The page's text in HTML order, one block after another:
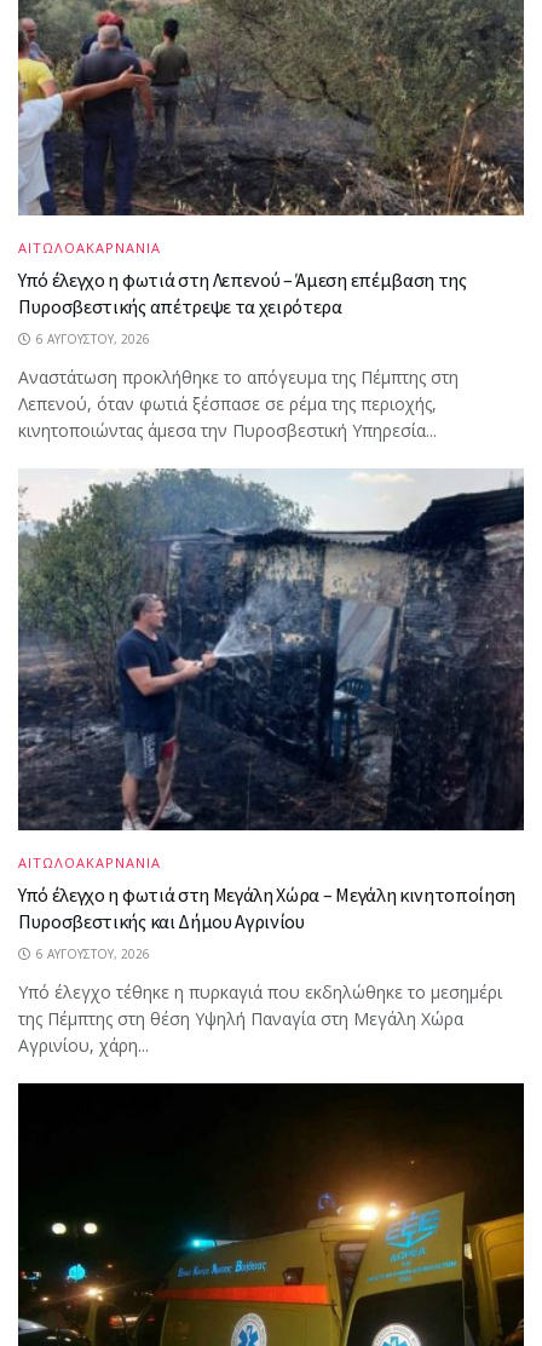
ΑΙΤΩΛΟΑΚΑΡΝΑΝΙΑ
Υπό έλεγχο η φωτιά στη Λεπενού – Άμεση επέμβαση της
Πυροσβεστικής απέτρεψε τα χειρότερα
6 ΑΥΓΟΎΣΤΟΥ, 2026
Αναστάτωση προκλήθηκε το απόγευμα της Πέμπτης στη
Λεπενού, όταν φωτιά ξέσπασε σε ρέμα της περιοχής,
κινητοποιώντας άμεσα την Πυροσβεστική Υπηρεσία...
ΑΙΤΩΛΟΑΚΑΡΝΑΝΙΑ
Υπό έλεγχο η φωτιά στη Μεγάλη Χώρα – Μεγάλη κινητοποίηση
Πυροσβεστικής και Δήμου Αγρινίου
6 ΑΥΓΟΎΣΤΟΥ, 2026
Υπό έλεγχο τέθηκε η πυρκαγιά που εκδηλώθηκε το μεσημέρι
της Πέμπτης στη θέση Υψηλή Παναγία στη Μεγάλη Χώρα
Αγρινίου, χάρη...